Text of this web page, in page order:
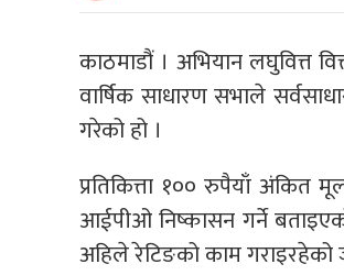
काठमाडौं । अभियान लघुवित्त
वार्षिक साधारण सभाले
गरेको हो ।
प्रतिकित्ता १०० रुपैयाँ अंकित
आईपीओ निष्कासन गर्ने
अहिले रेटिङको काम गराइरहेको